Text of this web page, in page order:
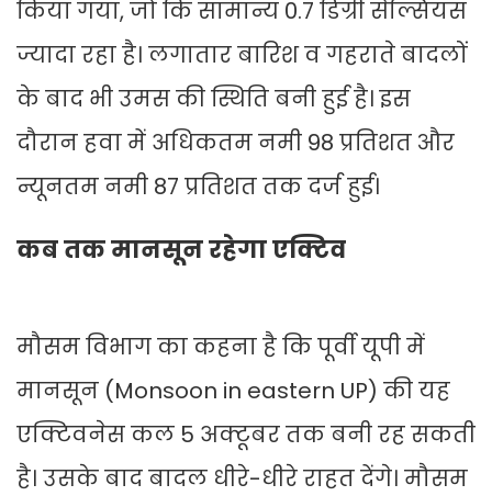
किया गया, जो कि सामान्य 0.7 डिग्री सेल्सियस
ज्यादा रहा है। लगातार बारिश व गहराते बादलों
के बाद भी उमस की स्थिति बनी हुई है। इस
दौरान हवा में अधिकतम नमी 98 प्रतिशत और
न्यूनतम नमी 87 प्रतिशत तक दर्ज हुई।
कब तक मानसून रहेगा एक्टिव
मौसम विभाग का कहना है कि पूर्वी यूपी में
मानसून (Monsoon in eastern UP) की यह
एक्टिवनेस कल 5 अक्टूबर तक बनी रह सकती
है। उसके बाद बादल धीरे-धीरे राहत देंगे। मौसम